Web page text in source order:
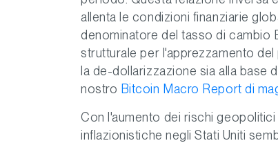
allenta le condizioni finanziarie
denominatore del tasso di cambio
strutturale per l'apprezzamento
la de-dollarizzazione sia alla base
nostro Bitcoin Macro Report di
Con l'aumento dei rischi
inflazionistiche negli Stati Uniti